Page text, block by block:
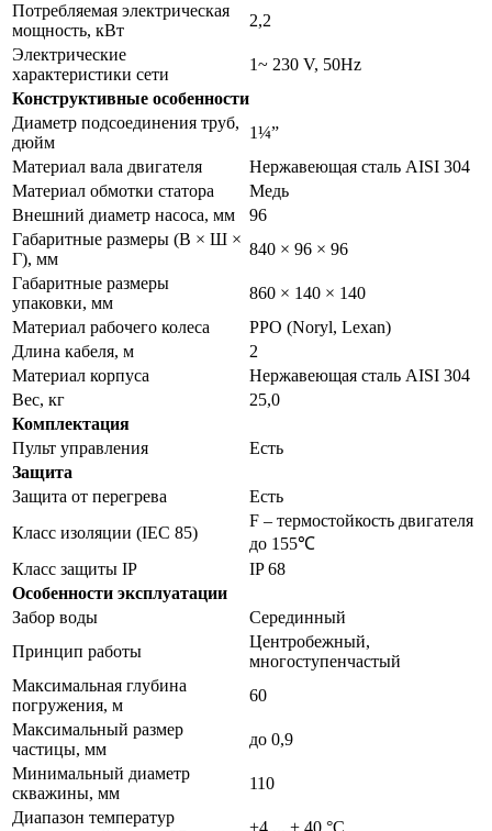
Потребляемая электрическая
мощность, кВт
2,2
Электрические
характеристики сети
1~ 230 V, 50Hz
Конструктивные особенности
Диаметр подсоединения труб,
дюйм
1¼”
Материал вала двигателя
Нержавеющая сталь AISI 304
Материал обмотки статора
Медь
Внешний диаметр насоса, мм
96
Габаритные размеры (В × Ш ×
Г), мм
840 × 96 × 96
Габаритные размеры
упаковки, мм
860 × 140 × 140
Материал рабочего колеса
PPO (Noryl, Lexan)
Длина кабеля, м
2
Материал корпуса
Нержавеющая сталь AISI 304
Вес, кг
25,0
Комплектация
Пульт управления
Есть
Защита
Защита от перегрева
Есть
Класс изоляции (IEC 85)
F – термостойкость двигателя
до 155℃
Класс защиты IP
IP 68
Особенности эксплуатации
Забор воды
Серединный
Принцип работы
Центробежный,
многоступенчастый
Максимальная глубина
погружения, м
60
Максимальный размер
частицы, мм
до 0,9
Минимальный диаметр
скважины, мм
110
Диапазон температур